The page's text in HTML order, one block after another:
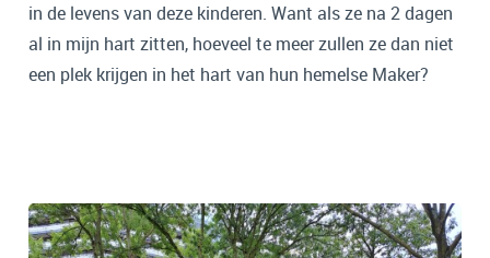
in de levens van deze kinderen. Want als ze na 2 dagen
al in mijn hart zitten, hoeveel te meer zullen ze dan niet
een plek krijgen in het hart van hun hemelse Maker?